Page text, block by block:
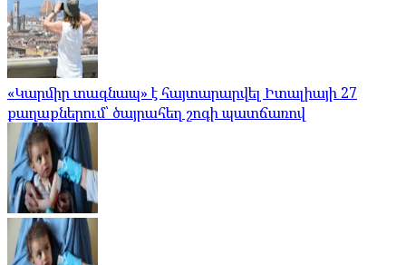
«Կարմիր տագնապ» է հայտարարվել Իտալիայի 27
քաղաքներում՝ ծայրահեղ շոգի պատճառով